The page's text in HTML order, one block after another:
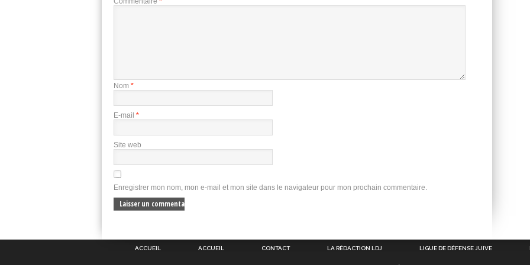
Nom *
E-mail *
Site web
Enregistrer mon nom, mon e-mail et mon site dans le navigateur pour mon prochain commentaire.
ACCUEIL ACCUEIL CONTACT LA RÉDACTION LDJ LIGUE DE DÉFENSE JUIVE